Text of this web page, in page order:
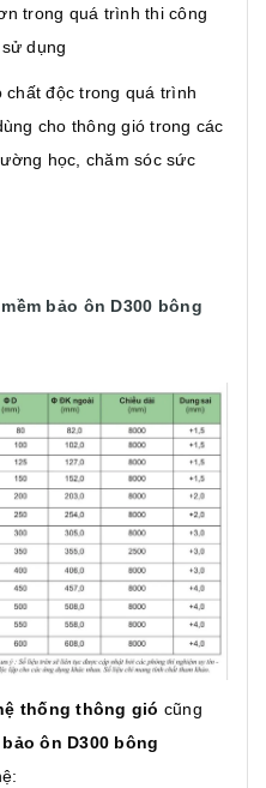
trong quá trình thi công
dụng
chất độc trong quá trình
cho thông gió trong các
học, chăm sóc sức
bảo ôn D300 bông
thống thông gió cũng
ôn D300 bông